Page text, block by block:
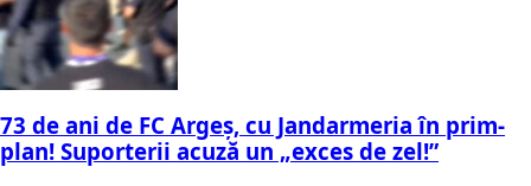
73 de ani de FC Argeș, cu Jandarmeria în prim-
plan! Suporterii acuză un „exces de zel!”